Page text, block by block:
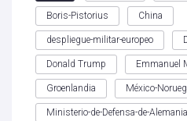
Boris-Pistorius China
despliegue-militar-europeo
Donald Trump Emmanuel
Groenlandia México-
Ministerio-de-Defensa-de-Alemania